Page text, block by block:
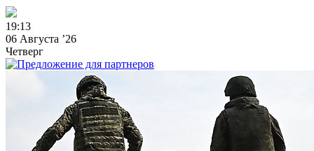
19:13
06 Августа ’26
Четверг